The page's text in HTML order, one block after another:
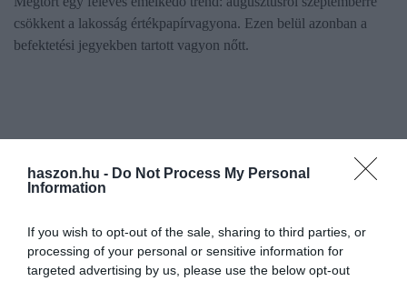
haszon.hu - Do Not Process My Personal
Information
If you wish to opt-out of the sale, sharing to third parties, or
processing of your personal or sensitive information for
targeted advertising by us, please use the below opt-out
csökkent a lakosság értékpapírvagyona. Ezen belül azonban a
befektetési jegyekben tartott vagyon nőtt.